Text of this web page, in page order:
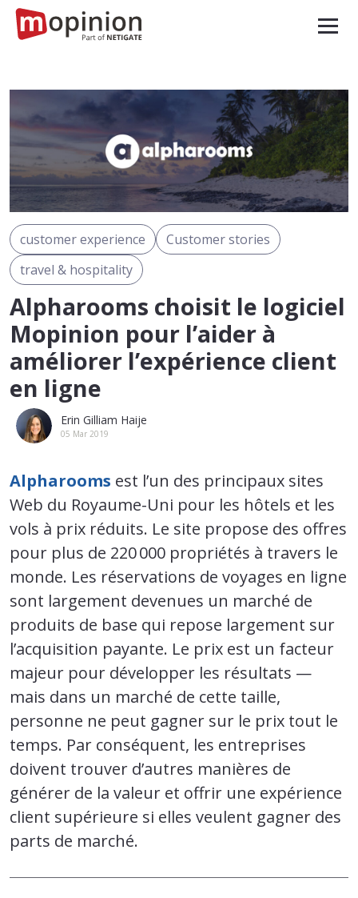
customer experience
Customer stories
travel & hospitality
Alpharooms choisit le logiciel
Mopinion pour l’aider à
améliorer l’expérience client
en ligne
Erin Gilliam Haije
05 Mar 2019
Alpharooms est l’un des principaux sites
Web du Royaume-Uni pour les hôtels et les
vols à prix réduits. Le site propose des offres
pour plus de 220 000 propriétés à travers le
monde. Les réservations de voyages en ligne
sont largement devenues un marché de
produits de base qui repose largement sur
l’acquisition payante. Le prix est un facteur
majeur pour développer les résultats —
mais dans un marché de cette taille,
personne ne peut gagner sur le prix tout le
temps. Par conséquent, les entreprises
doivent trouver d’autres manières de
générer de la valeur et offrir une expérience
client supérieure si elles veulent gagner des
parts de marché.